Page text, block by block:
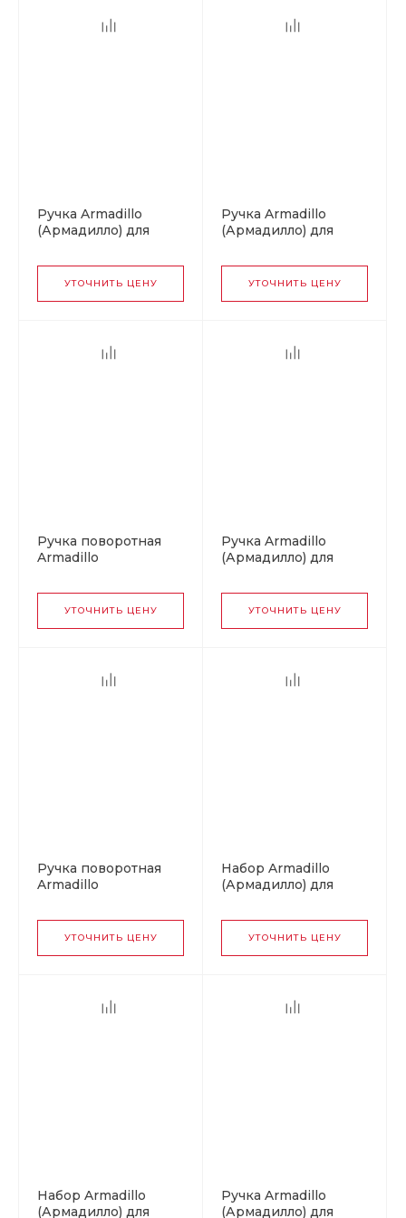
Ручка Armadillo
(Армадилло) для
SH.QUADRO55.010
BPVD-77 вороненый
УТОЧНИТЬ ЦЕНУ
Ручка Armadillo
(Армадилло) для
SH.QUADRO55.010
BL-26 черный
УТОЧНИТЬ ЦЕНУ
Ручка поворотная
Armadillo
раздвижных дверей
SH.QUADRO55.BK8x2
УТОЧНИТЬ ЦЕНУ
Ручка Armadillo
(Армадилло) для
SH.URB153.010
(SH010 URB) OB-13
УТОЧНИТЬ ЦЕНУ
Ручка поворотная
Armadillo
раздвижных дверей
SH.QUADRO55.BK8х2
УТОЧНИТЬ ЦЕНУ
Набор Armadillo
(Армадилло) для
SH011 URB BB-17
Коричневая бронза
УТОЧНИТЬ ЦЕНУ
Набор Armadillo
(Армадилло) для
Ручка Armadillo
(Армадилло) для